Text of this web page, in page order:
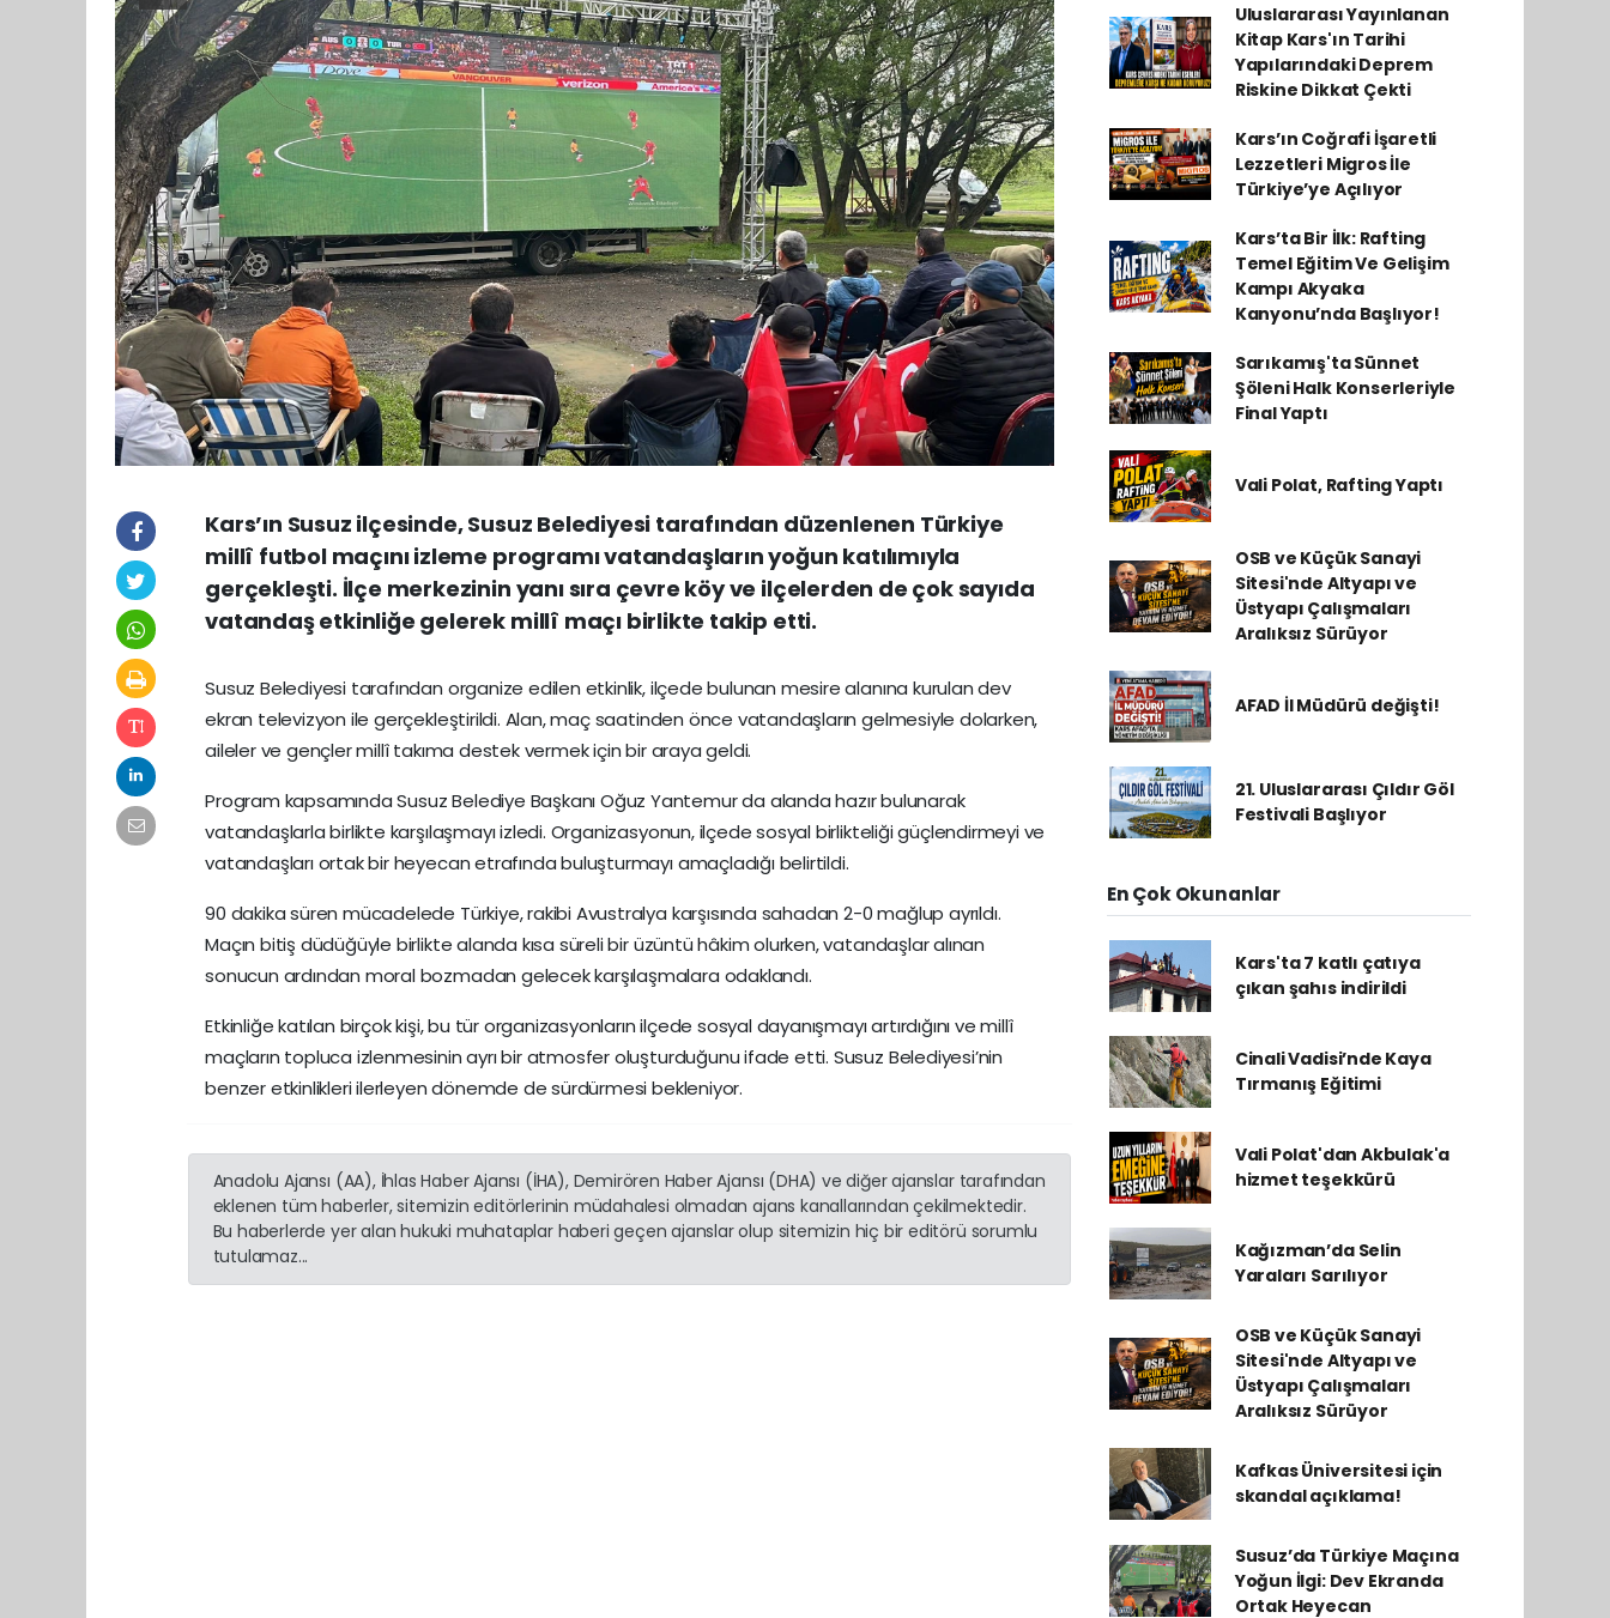
Kars’ın Susuz ilçesinde, Susuz Belediyesi tarafından düzenlenen Türkiye
millî futbol maçını izleme programı vatandaşların yoğun katılımıyla
gerçekleşti. İlçe merkezinin yanı sıra çevre köy ve ilçelerden de çok sayıda
vatandaş etkinliğe gelerek millî maçı birlikte takip etti.
Susuz Belediyesi tarafından organize edilen etkinlik, ilçede bulunan mesire alanına kurulan dev
ekran televizyon ile gerçekleştirildi. Alan, maç saatinden önce vatandaşların gelmesiyle dolarken,
aileler ve gençler millî takıma destek vermek için bir araya geldi.
Program kapsamında Susuz Belediye Başkanı Oğuz Yantemur da alanda hazır bulunarak
vatandaşlarla birlikte karşılaşmayı izledi. Organizasyonun, ilçede sosyal birlikteliği güçlendirmeyi ve
vatandaşları ortak bir heyecan etrafında buluşturmayı amaçladığı belirtildi.
90 dakika süren mücadelede Türkiye, rakibi Avustralya karşısında sahadan 2-0 mağlup ayrıldı.
Maçın bitiş düdüğüyle birlikte alanda kısa süreli bir üzüntü hâkim olurken, vatandaşlar alınan
sonucun ardından moral bozmadan gelecek karşılaşmalara odaklandı.
Etkinliğe katılan birçok kişi, bu tür organizasyonların ilçede sosyal dayanışmayı artırdığını ve millî
maçların topluca izlenmesinin ayrı bir atmosfer oluşturduğunu ifade etti. Susuz Belediyesi’nin
benzer etkinlikleri ilerleyen dönemde de sürdürmesi bekleniyor.
Anadolu Ajansı (AA), İhlas Haber Ajansı (İHA), Demirören Haber Ajansı (DHA) ve diğer ajanslar tarafından
eklenen tüm haberler, sitemizin editörlerinin müdahalesi olmadan ajans kanallarından çekilmektedir.
Bu haberlerde yer alan hukuki muhataplar haberi geçen ajanslar olup sitemizin hiç bir editörü sorumlu
tutulamaz...
Uluslararası Yayınlanan
Kitap Kars'ın Tarihi
Yapılarındaki Deprem
Riskine Dikkat Çekti
Kars’ın Coğrafi İşaretli
Lezzetleri Migros İle
Türkiye’ye Açılıyor
Kars’ta Bir İlk: Rafting
Temel Eğitim Ve Gelişim
Kampı Akyaka
Kanyonu’nda Başlıyor!
Sarıkamış'ta Sünnet
Şöleni Halk Konserleriyle
Final Yaptı
Vali Polat, Rafting Yaptı
OSB ve Küçük Sanayi
Sitesi'nde Altyapı ve
Üstyapı Çalışmaları
Aralıksız Sürüyor
AFAD İl Müdürü değişti!
21. Uluslararası Çıldır Göl
Festivali Başlıyor
En Çok Okunanlar
Kars'ta 7 katlı çatıya
çıkan şahıs indirildi
Cinali Vadisi’nde Kaya
Tırmanış Eğitimi
Vali Polat'dan Akbulak'a
hizmet teşekkürü
Kağızman’da Selin
Yaraları Sarılıyor
OSB ve Küçük Sanayi
Sitesi'nde Altyapı ve
Üstyapı Çalışmaları
Aralıksız Sürüyor
Kafkas Üniversitesi için
skandal açıklama!
Susuz’da Türkiye Maçına
Yoğun İlgi: Dev Ekranda
Ortak Heyecan